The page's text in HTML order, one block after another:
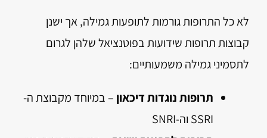
לא כל התרופות גורמות לתופעות גמילה, אך ישנן
קבוצות תרופות שידועות בפוטנציאל שלהן לגרום
לתסמיני גמילה משמעותיים:
תרופות נוגדות דיכאון – במיוחד מקבוצת ה-
SSRI וה-SNRI